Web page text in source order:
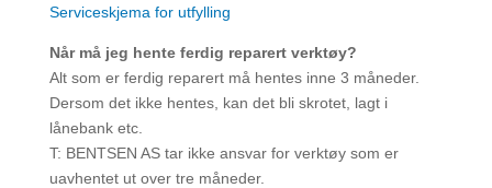
Serviceskjema for utfylling
Når må jeg hente ferdig reparert verktøy?
Alt som er ferdig reparert må hentes inne 3 måneder.
Dersom det ikke hentes, kan det bli skrotet, lagt i
lånebank etc.
T: BENTSEN AS tar ikke ansvar for verktøy som er
uavhentet ut over tre måneder.